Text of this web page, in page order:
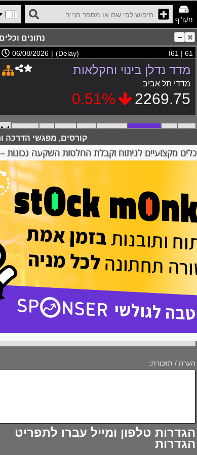
מעו"ף
נתונים וכלים
I61 | 61
(Delay)
|
06/08/2026
מדד נדלן בינוי וחקלאות
מדדי תל אביב
2269.75
0.51%
כללי תיק התראות מחשבון כלים הרכב יומן נתונים
התראות מחיר וקווי מגמה:
% מרחק מהיעד:
שבירה מטה: % מרחק מהיעד:
התראה לתנודה יומית באחוזים:
התראות כלים טכניים (התייחסות ליום המסחר הנוכחי):
סוג סטטוס
הערה / תזכורת:
הגדרות טלפון ומייל עברו לתפריט
הגדרות
קורסים, מפגשי הדרכה
כלים מקצועיים לניתוח וקבלת החלטות השקעה נכונות